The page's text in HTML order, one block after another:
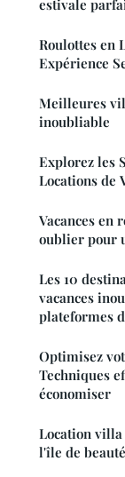
estivale
Roulottes en
Expérience
Meilleures
inoubliable
Explorez les
Locations de
Vacances en
oublier pour
Les 10
vacances
plateformes
Optimisez
Techniques
économiser
Location villa
l'île de beauté